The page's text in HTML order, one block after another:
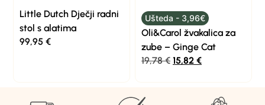
Little Dutch Dječji radni
stol s alatima
99,95€
Ušteda - 3,96€
Oli&Carol žvakalica za
zube – Ginge Cat
19,78€ 15,82 €